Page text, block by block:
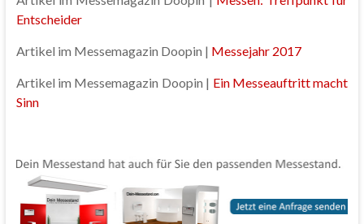
Entscheider
Artikel im Messemagazin Doopin | Messejahr 2017
Artikel im Messemagazin Doopin | Ein Messeauftritt macht
Sinn